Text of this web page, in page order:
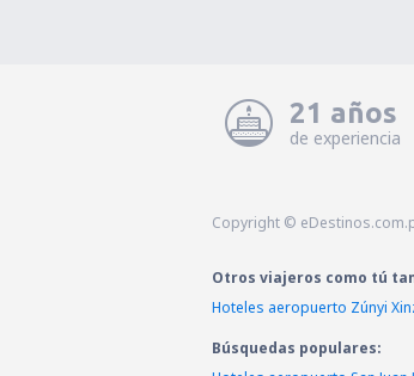
21 años
de experiencia
Copyright ©
Otros viajeros como tú
Hoteles aeropuerto Zúnyi
Búsquedas populares: